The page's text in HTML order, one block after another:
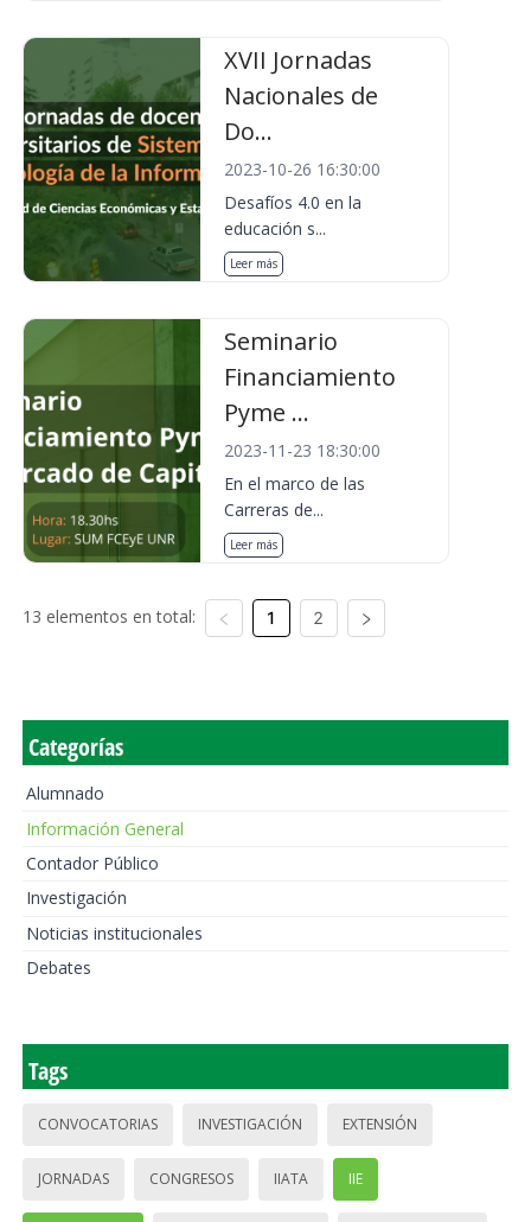
XVII Jornadas
Nacionales de
Do...
2023-10-26 16:30:00
Desafíos 4.0 en la
educación s...
Leer más
Seminario
Financiamiento
Pyme ...
2023-11-23 18:30:00
En el marco de las
Carreras de...
Leer más
13 elementos en total: 1 2
Categorías
Alumnado
Información General
Contador Público
Investigación
Noticias institucionales
Debates
Tags
CONVOCATORIAS INVESTIGACIÓN EXTENSIÓN
JORNADAS CONGRESOS IIATA IIE